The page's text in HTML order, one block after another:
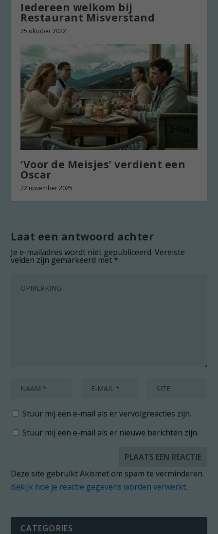
Iedereen welkom bij
Restaurant Misverstand
25 oktober 2022
‘Voor de Meisjes’ verdient een
Oscar
22 november 2025
Laat een antwoord achter
Je e-mailadres wordt niet gepubliceerd. Vereiste
velden zijn gemarkeerd met*
Stuur mij een e-mail als er vervolgreacties zijn.
Stuur mij een e-mail als er nieuwe berichten zijn.
Deze site gebruikt Akismet om spam te verminderen.
Bekijk hoe je reactie gegevens worden verwerkt.
CATEGORIES